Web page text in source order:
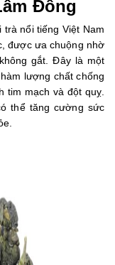
Đồng
nổi tiếng Việt Nam
được ưa chuộng nhờ
gắt. Đây là một
lượng chất chống
tim mạch và đột quỵ.
thể tăng cường sức